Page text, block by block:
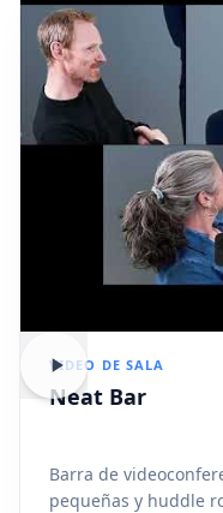
VIDEO DE SALA
Neat Bar
Barra de
pequeñas y huddle